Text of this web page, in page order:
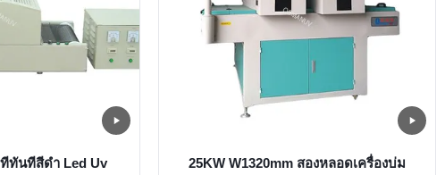
ทันทีสีดำ Led Uv
25KW W1320mm สองหลอดเครื่องบ่ม